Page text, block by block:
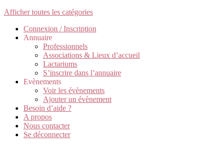
Afficher toutes les catégories
Connexion / Inscription
Annuaire
Professionnels
Associations & Lieux d’accueil
Lactariums
S’inscrire dans l’annuaire
Evènements
Voir les évènements
Ajouter un évènement
Besoin d’aide ?
A propos
Nous contacter
Se déconnecter